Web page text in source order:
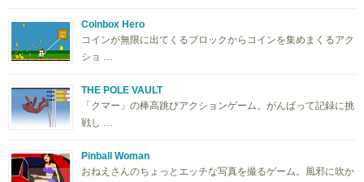
Coinbox Hero
コインが無限に出てくるブロックからコインを集めまくるアク
ショ …
THE POLE VAULT
「クマー」の棒高跳びアクションゲーム。がんばって記録に挑
戦し …
Pinball Woman
おねえさんのちょっとエッチな写真を撮るゲーム。風邪に吹か